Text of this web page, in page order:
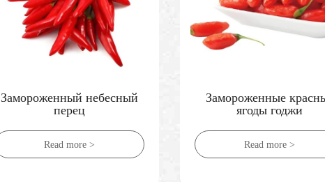
Замороженный небесный
перец
Read more >
Замороженные
ягоды годжи
Read more >